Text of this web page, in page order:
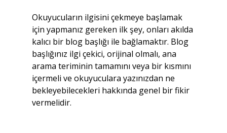
Okuyucuların ilgisini çekmeye başlamak
için yapmanız gereken ilk şey, onları akılda
kalıcı bir blog başlığı ile bağlamaktır. Blog
başlığınız ilgi çekici, orijinal olmalı, ana
arama teriminin tamamını veya bir kısmını
içermeli ve okuyuculara yazınızdan ne
bekleyebilecekleri hakkında genel bir fikir
vermelidir.